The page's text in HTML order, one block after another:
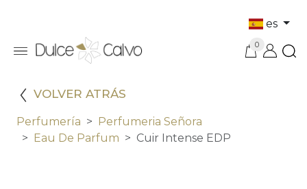
es
0
VOLVER ATRÁS
Perfumería
Perfumeria Señora
Eau De Parfum
Cuir Intense EDP